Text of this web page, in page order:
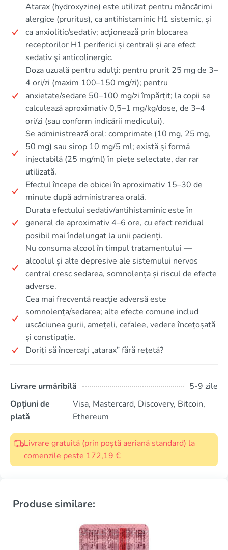
Atarax (hydroxyzine) este utilizat pentru mâncărimi
alergice (pruritus), ca antihistaminic H1 sistemic, și
ca anxiolitic/sedativ; acționează prin blocarea
receptorilor H1 periferici și centrali și are efect
sedativ şi anticolinergic.
Doza uzuală pentru adulți: pentru prurit 25 mg de 3–
4 ori/zi (maxim 100–150 mg/zi); pentru
anxietate/sedare 50–100 mg/zi împărțit; la copii se
calculează aproximativ 0,5–1 mg/kg/dose, de 3–4
ori/zi (sau conform indicării medicului).
Se administrează oral: comprimate (10 mg, 25 mg,
50 mg) sau sirop 10 mg/5 ml; există și formă
injectabilă (25 mg/ml) în piețe selectate, dar rar
utilizată.
Efectul începe de obicei în aproximativ 15–30 de
minute după administrarea orală.
Durata efectului sedativ/antihistaminic este în
general de aproximativ 4–6 ore, cu efect rezidual
posibil mai îndelungat la unii pacienți.
Nu consuma alcool în timpul tratamentului —
alcoolul și alte depresive ale sistemului nervos
central cresc sedarea, somnolența și riscul de efecte
adverse.
Cea mai frecventă reacție adversă este
somnolența/sedarea; alte efecte comune includ
uscăciunea gurii, amețeli, cefalee, vedere încețoșată
și constipație.
Doriți să încercați „atarax” fără rețetă?
Livrare urmăribilă
5-9 zile
Opțiuni de
plată
Visa, Mastercard, Discovery, Bitcoin,
Ethereum
Livrare gratuită (prin poștă aeriană standard) la
comenzile peste 172,19 €
Produse similare: